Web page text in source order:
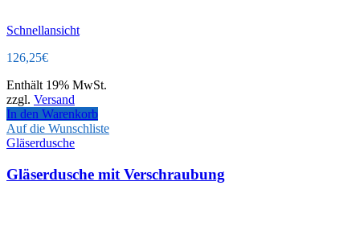
Schnellansicht
126,25€
Enthält 19% MwSt.
zzgl. Versand
In den Warenkorb
Auf die Wunschliste
Gläserdusche
Gläserdusche mit Verschraubung